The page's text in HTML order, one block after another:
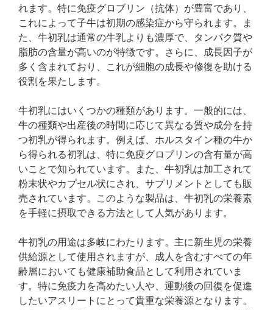
れます。特に免疫グロブリン（抗体）が豊富であり、
これによって子牛は初期の感染症から守られます。ま
た、牛初乳は通常の牛乳よりも濃厚で、タンパク質や
脂肪の含量が高いのが特徴です。さらに、成長因子が
多く含まれており、これが細胞の成長や修復を助ける
役割を果たします。
牛初乳にはいくつかの種類があります。一般的には、
牛の種類や出産後の時間に応じて異なる質や成分を持
つ初乳が得られます。例えば、ホルスタイン種の牛か
ら得られる初乳は、特に免疫グロブリンの含有量が高
いことで知られています。また、牛初乳は加工されて
粉末状やカプセル状にされ、サプリメントとしても販
売されています。このような製品は、牛初乳の栄養素
を手軽に摂取できる方法として人気があります。
牛初乳の用途は多岐にわたります。主に新生児の栄養
供給源として使用されますが、成人を含むすべての年
齢層においても健康補助食品として利用されていま
す。特に免疫力を高めたい人や、運動後の回復を促進
したいアスリートにとって貴重な栄養源となります。